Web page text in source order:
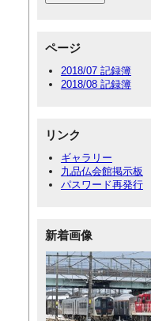
ページ
2018/07 記録簿
2018/08 記録簿
リンク
ギャラリー
九品仏会館掲示板
パスワード再発行
新着画像